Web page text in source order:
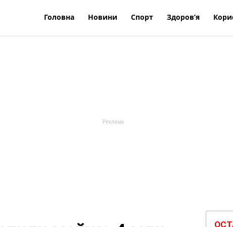
Головна Новини Спорт Здоров’я